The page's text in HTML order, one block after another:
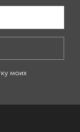
моих